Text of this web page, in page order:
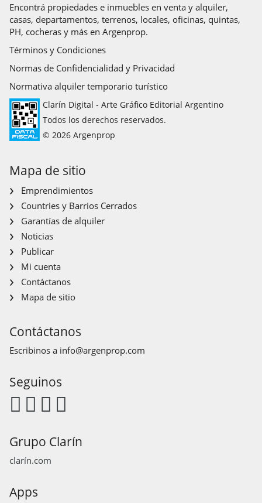
Encontrá propiedades e inmuebles en venta y alquiler,
casas, departamentos, terrenos, locales, oficinas, quintas,
PH, cocheras y más en Argenprop.
Términos y Condiciones
Normas de Confidencialidad y Privacidad
Normativa alquiler temporario turístico
Clarín Digital - Arte Gráfico Editorial Argentino
Todos los derechos reservados.
© 2026 Argenprop
Mapa de sitio
Emprendimientos
Countries y Barrios Cerrados
Garantías de alquiler
Noticias
Publicar
Mi cuenta
Contáctanos
Mapa de sitio
Contáctanos
Escribinos a info@argenprop.com
Seguinos
Grupo Clarín
clarín.com
Apps